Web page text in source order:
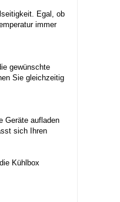
Egal, ob
immer
gewünschte
Sie gleichzeitig
Geräte aufladen
sich Ihren
Kühlbox